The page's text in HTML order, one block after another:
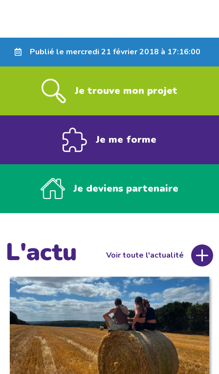
Publié le mercredi 21 février 2018 à 17:16:00
Je trouve mon projet
Je me forme
Je deviens partenaire
L'actu Voir toute l'actualité